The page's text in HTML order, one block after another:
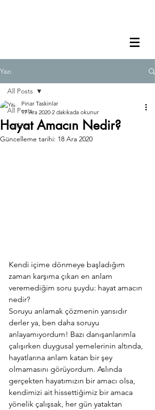
Yazı
All Posts
mailing
All Posts
Hayat Amacın Nedir?
Pinar Taskinlar
17 Ara 2020 2 dakikada okunur
Güncelleme tarihi: 18 Ara 2020
Kendi içime dönmeye başladığım
zaman karşıma çıkan en anlam
veremediğim soru şuydu: hayat amacın
nedir?
Soruyu anlamak çözmenin yarısıdır
derler ya, ben daha soruyu
anlayamıyordum! Bazı danışanlarımla
çalışırken duygusal yemelerinin altında,
hayatlarına anlam katan bir şey
olmamasını görüyordum. Aslında
gerçekten hayatımızın bir amacı olsa,
kendimizi ait hissettiğimiz bir amaca
yönelik çalışsak, her gün yataktan